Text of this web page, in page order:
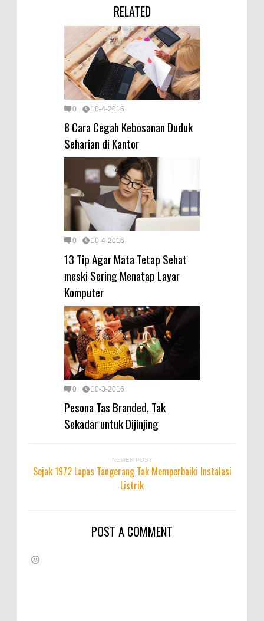
RELATED
0 10-4-2016
8 Cara Cegah Kebosanan Duduk
Seharian di Kantor
0 10-4-2016
13 Tip Agar Mata Tetap Sehat
meski Sering Menatap Layar
Komputer
0 10-3-2016
Pesona Tas Branded, Tak
Sekadar untuk Dijinjing
NEWER POST
Sejak 1972 Lapas Tangerang Tak Memperbaiki Instalasi
Listrik
POST A COMMENT